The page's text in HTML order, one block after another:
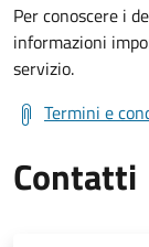
Per conoscere i
informazioni
servizio.
Termini e
Contatti